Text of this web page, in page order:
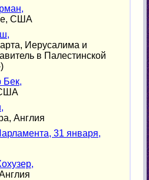
США
Иерусалима и
в Палестинской
Бек,
Англия
31 января,